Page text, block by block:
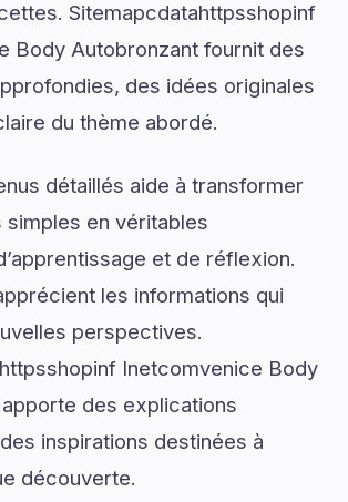
Sitemapcdatahttpsshopinf
Body Autobronzant fournit des
des idées originales
du thème abordé.
détaillés aide à transformer
simples en véritables
et de réflexion.
les informations qui
perspectives.
Inetcomvenice Body
des explications
inspirations destinées à
découverte.